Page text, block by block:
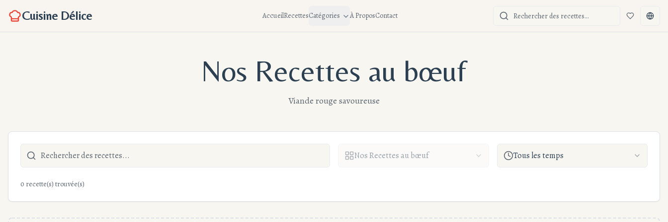
Cuisine Délice AccueilRecettesCatégories À ProposContact Favoris
Nos Recettes au bœuf
Viande rouge savoureuse
Nos Recettes au bœuf Tous les temps
0 recette(s) trouvée(s)